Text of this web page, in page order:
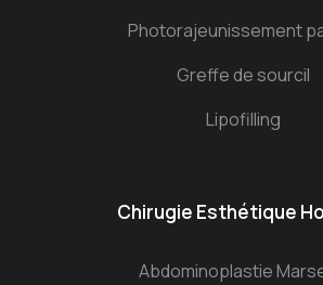
Photorajeunissement
Greffe de sourcil
Lipofilling
Chirugie Esthétique
Abdominoplastie